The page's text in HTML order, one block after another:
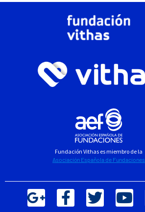
Fundación Vithas es miembro de la
Asociación Española de Fundaciones